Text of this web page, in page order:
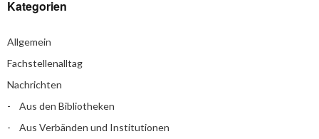
Kategorien
Allgemein
Fachstellenalltag
Nachrichten
Aus den Bibliotheken
Aus Verbänden und Institutionen